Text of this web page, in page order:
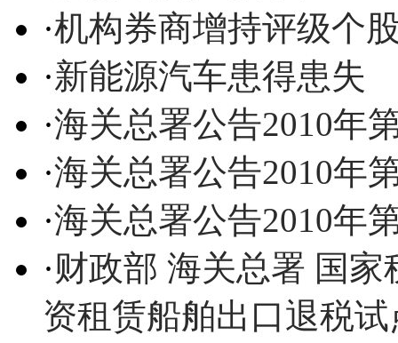
·机构券商增持评级个
·新能源汽车患得患失
·海关总署公告2010年
·海关总署公告2010年
·海关总署公告2010年
·财政部 海关总署 国
资租赁船舶出口退税